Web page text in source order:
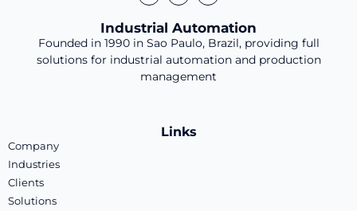
Industrial Automation
Founded in 1990 in Sao Paulo, Brazil, providing full
solutions for industrial automation and production
management
Links
Company
Industries
Clients
Solutions